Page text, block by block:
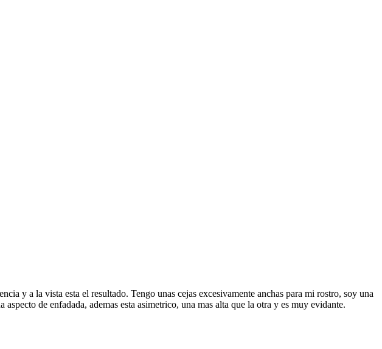
y a la vista esta el resultado. Tengo unas cejas excesivamente anchas para mi rostro, soy una
de enfadada, ademas esta asimetrico, una mas alta que la otra y es muy evidante.